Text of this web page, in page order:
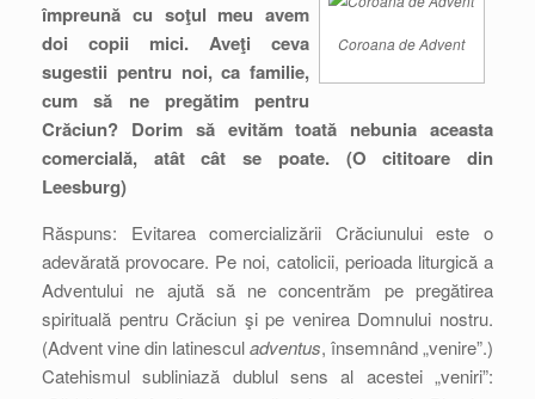
Coroana de Advent
împreună cu soţul meu avem
doi copii mici. Aveţi ceva
sugestii pentru noi, ca familie,
cum să ne pregătim pentru
Crăciun? Dorim să evităm toată nebunia aceasta
comercială, atât cât se poate. (O cititoare din
Leesburg)
Răspuns: Evitarea comercializării Crăciunului este o
adevărată provocare. Pe noi, catolicii, perioada liturgică a
Adventului ne ajută să ne concentrăm pe pregătirea
spirituală pentru Crăciun şi pe venirea Domnului nostru.
(Advent vine din latinesculadventus, însemnând „venire”.)
Catehismul subliniază dublul sens al acestei „veniri”: